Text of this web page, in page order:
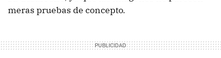
meras pruebas de concepto.